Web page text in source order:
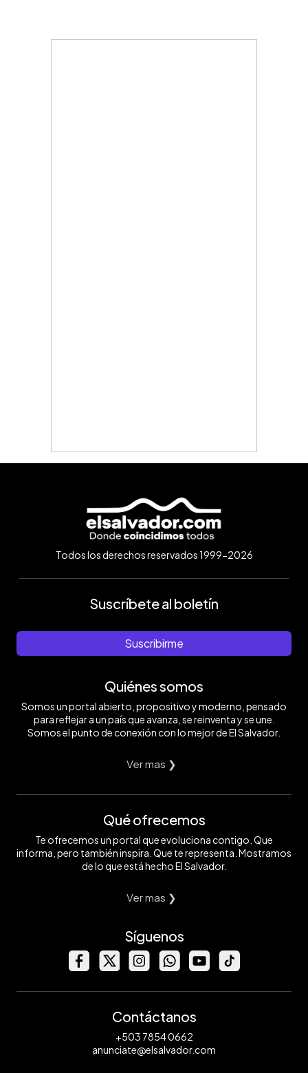
Todos los derechos reservados 1999-2026
Suscríbete al boletín
Suscribirme
Quiénes somos
Somos un portal abierto, propositivo y moderno, pensado
para reflejar a un país que avanza, se reinventa y se une.
Somos el punto de conexión con lo mejor de El Salvador.
Ver mas ❯
Qué ofrecemos
Te ofrecemos un portal que evoluciona contigo. Que
informa, pero también inspira. Que te representa. Mostramos
de lo que está hecho El Salvador.
Ver mas ❯
Síguenos
Contáctanos
+503 7854 0662
anunciate@elsalvador.com